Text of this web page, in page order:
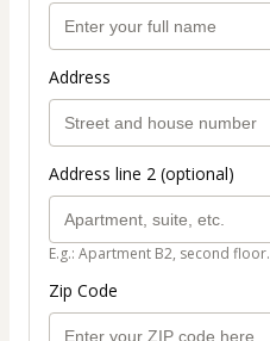
Address
Address line 2 (optional)
E.g.: Apartment B2, second floor.
Zip Code